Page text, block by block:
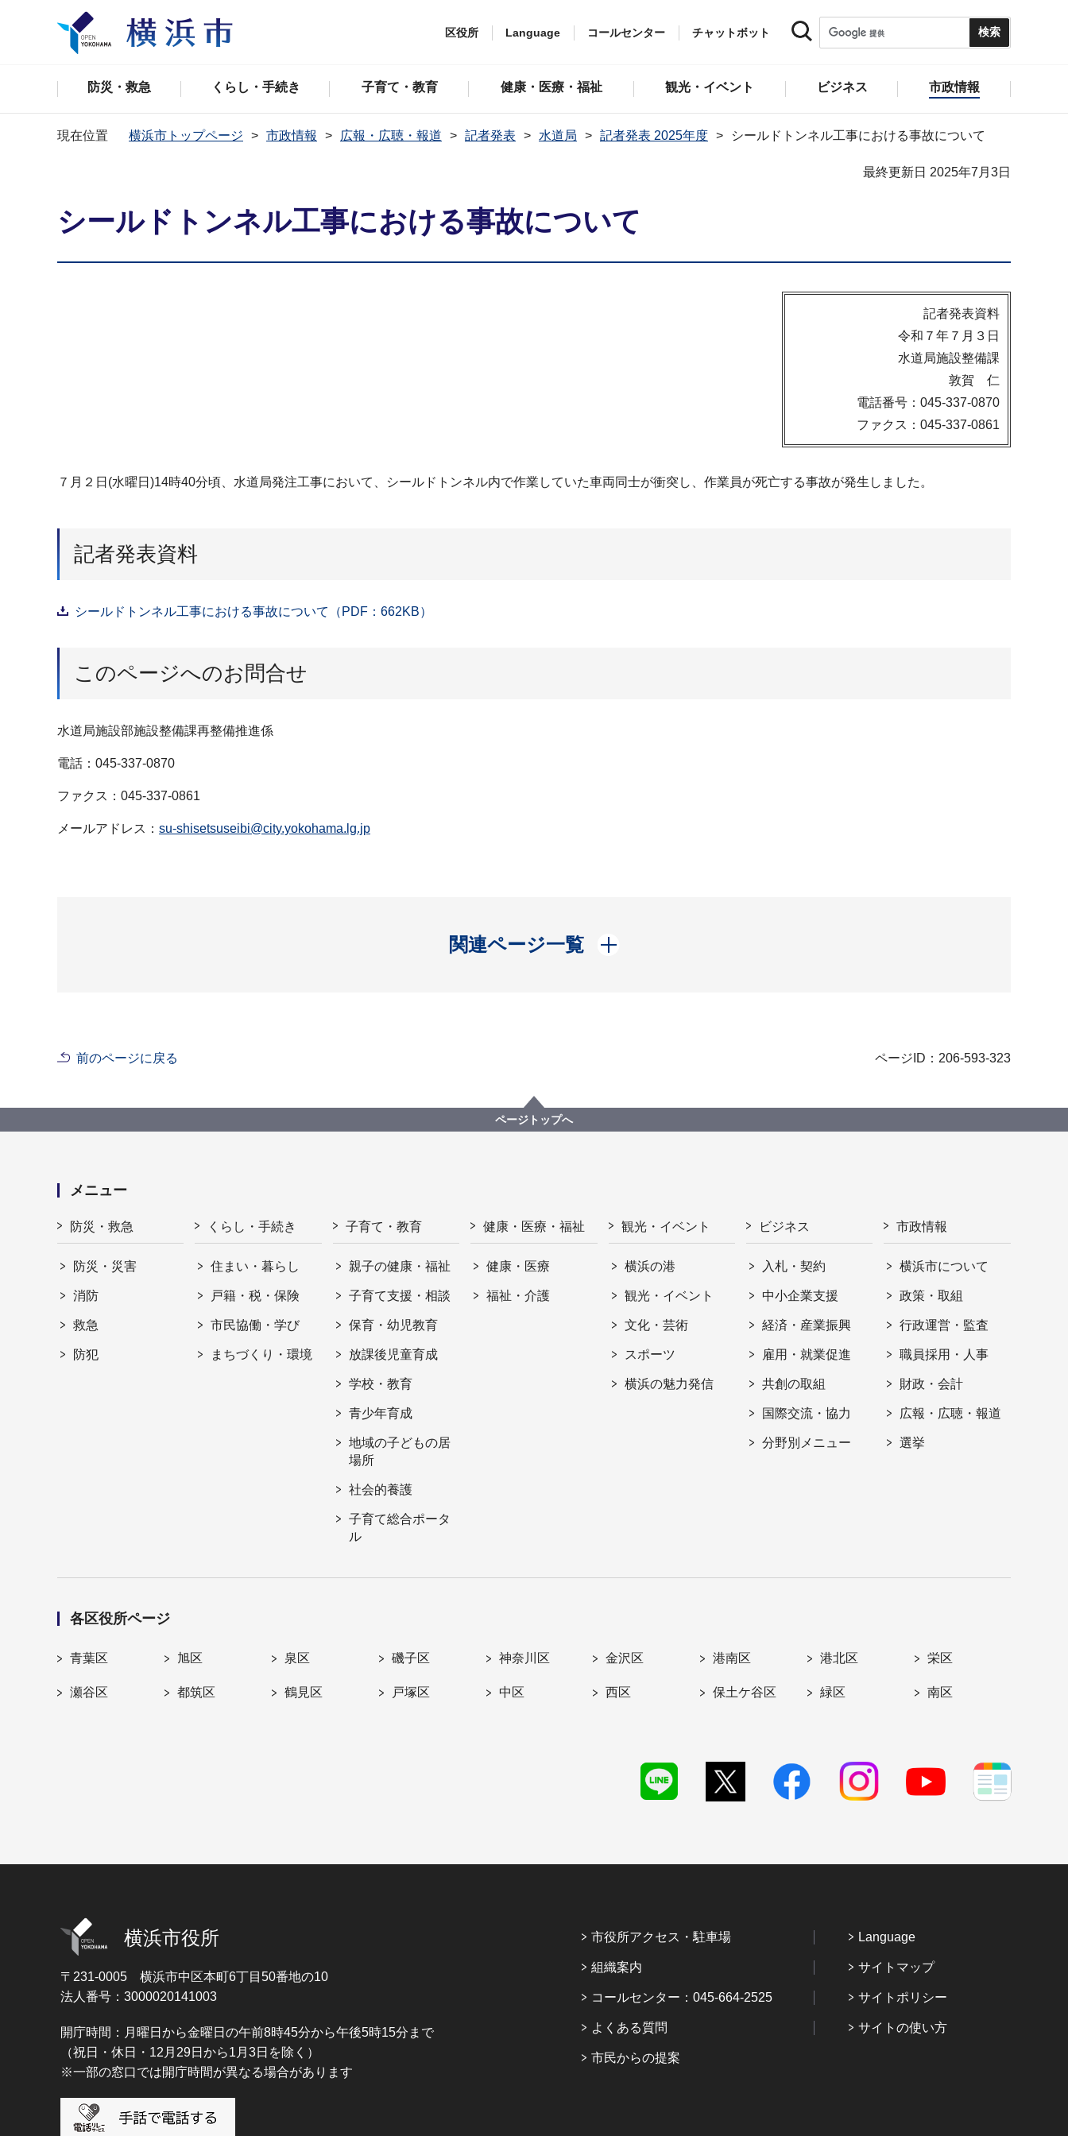
区役所 Language コールセンター チャットボット
防災・救急 くらし・手続き 子育て・教育 健康・医療・福祉 観光・イベント ビジネス 市政情報
現在位置 横浜市トップページ 市政情報 広報・広聴・報道 記者発表 水道局 記者発表 2025年度 シールドトンネル工事における事故について
最終更新日 2025年7月3日
シールドトンネル工事における事故について
記者発表資料
令和７年７月３日
水道局施設整備課
敦賀 仁
電話番号：045-337-0870
ファクス：045-337-0861
７月２日(水曜日)14時40分頃、水道局発注工事において、シールドトンネル内で作業していた車両同士が衝突し、作業員が死亡する事故が発生しました。
記者発表資料
シールドトンネル工事における事故について（PDF：662KB）
このページへのお問合せ
水道局施設部施設整備課再整備推進係
電話：045-337-0870
ファクス：045-337-0861
メールアドレス： su-shisetsuseibi@city.yokohama.lg.jp
関連ページ一覧
開く
前のページに戻る ページID：206-593-323
ページトップへ
メニュー
防災・救急
防災・災害
消防
救急
防犯
くらし・手続き
住まい・暮らし
戸籍・税・保険
市民協働・学び
まちづくり・環境
子育て・教育
親子の健康・福祉
子育て支援・相談
保育・幼児教育
放課後児童育成
学校・教育
青少年育成
地域の子どもの居
場所
社会的養護
子育て総合ポータ
ル
健康・医療・福祉
健康・医療
福祉・介護
観光・イベント
横浜の港
観光・イベント
文化・芸術
スポーツ
横浜の魅力発信
ビジネス
入札・契約
中小企業支援
経済・産業振興
雇用・就業促進
共創の取組
国際交流・協力
分野別メニュー
市政情報
横浜市について
政策・取組
行政運営・監査
職員採用・人事
財政・会計
広報・広聴・報道
選挙
各区役所ページ
青葉区 旭区 泉区 磯子区 神奈川区 金沢区 港南区 港北区 栄区
瀬谷区 都筑区 鶴見区 戸塚区 中区 西区 保土ケ谷区 緑区 南区
横浜市役所
〒231-0005 横浜市中区本町6丁目50番地の10
法人番号：3000020141003
開庁時間：月曜日から金曜日の午前8時45分から午後5時15分まで
（祝日・休日・12月29日から1月3日を除く）
※一部の窓口では開庁時間が異なる場合があります
市役所アクセス・駐車場
組織案内
コールセンター：045-664-2525
よくある質問
市民からの提案
Language
サイトマップ
サイトポリシー
サイトの使い方